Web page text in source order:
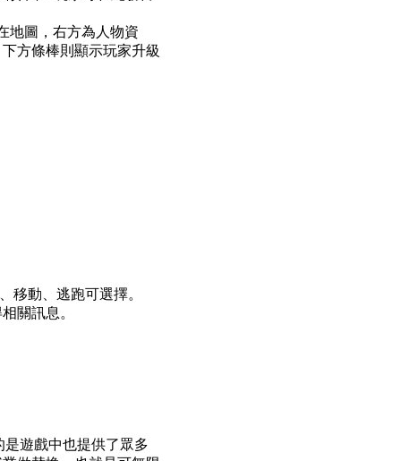
地圖，右方為人物資
方條棒則顯示玩家升級
移動、逃跑可選擇。
關訊息。
是遊戲中也提供了眾多